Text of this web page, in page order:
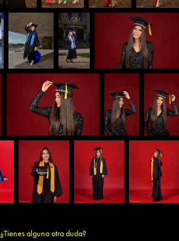
¿Tienes alguna otra duda?